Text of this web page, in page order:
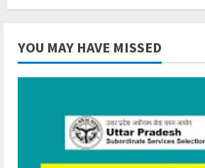
YOU MAY HAVE MISSED